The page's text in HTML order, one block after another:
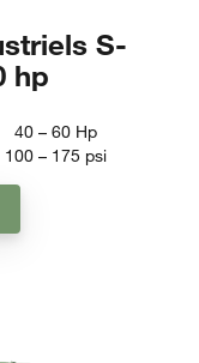
S-
hp
40 – 60 Hp
100 – 175 psi